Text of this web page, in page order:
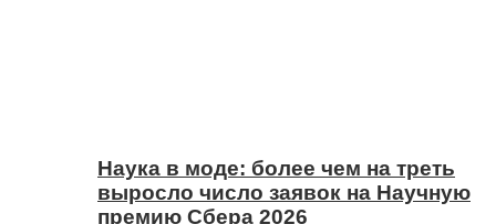
Наука в моде: более чем на треть
выросло число заявок на Научную
премию Сбера 2026